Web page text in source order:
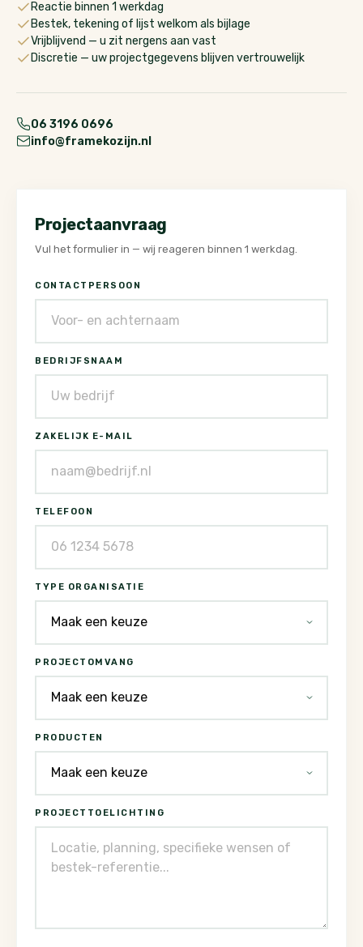
Reactie binnen 1 werkdag
Bestek, tekening of lijst welkom als bijlage
Vrijblijvend — u zit nergens aan vast
Discretie — uw projectgegevens blijven vertrouwelijk
06 3196 0696
info@framekozijn.nl
Projectaanvraag
Vul het formulier in — wij reageren binnen 1 werkdag.
CONTACTPERSOON
BEDRIJFSNAAM
ZAKELIJK E-MAIL
TELEFOON
TYPE ORGANISATIE
PROJECTOMVANG
PRODUCTEN
PROJECTTOELICHTING